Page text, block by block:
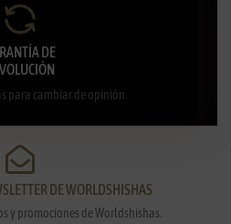
DE
para cambiar de opinión.
DE WORLDSHISHAS
y promociones de Worldshishas.